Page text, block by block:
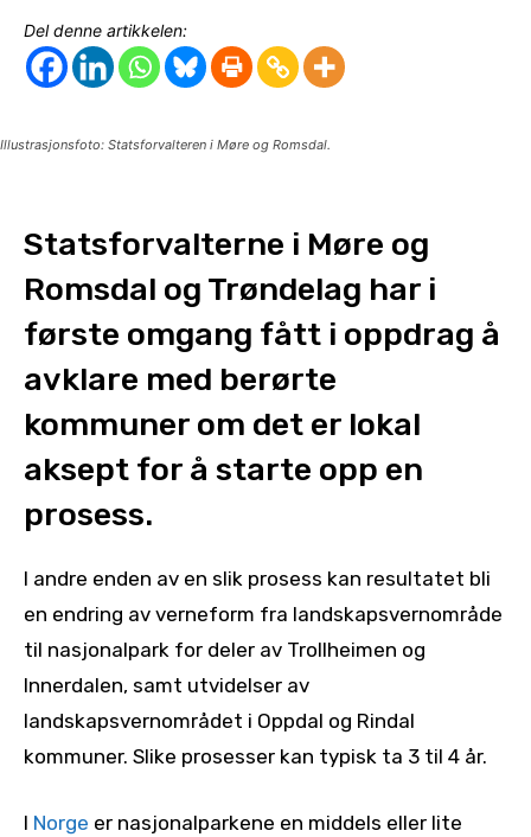
Del denne artikkelen:
Illustrasjonsfoto: Statsforvalteren i Møre og Romsdal.
Statsforvalterne i Møre og
Romsdal og Trøndelag har i
første omgang fått i oppdrag å
avklare med berørte
kommuner om det er lokal
aksept for å starte opp en
prosess.
I andre enden av en slik prosess kan resultatet bli
en endring av verneform fra landskapsvernområde
til nasjonalpark for deler av Trollheimen og
Innerdalen, samt utvidelser av
landskapsvernområdet i Oppdal og Rindal
kommuner. Slike prosesser kan typisk ta 3 til 4 år.
I Norge er nasjonalparkene en middels eller lite